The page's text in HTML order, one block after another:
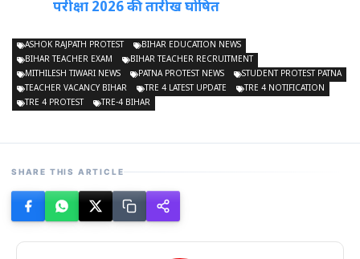
परीक्षा 2026 की तारीख घोषित
ASHOK RAJPATH PROTEST
BIHAR EDUCATION NEWS
BIHAR TEACHER EXAM
BIHAR TEACHER RECRUITMENT
MITHILESH TIWARI NEWS
PATNA PROTEST NEWS
STUDENT PROTEST PATNA
TEACHER VACANCY BIHAR
TRE 4 LATEST UPDATE
TRE 4 NOTIFICATION
TRE 4 PROTEST
TRE-4 BIHAR
SHARE THIS ARTICLE